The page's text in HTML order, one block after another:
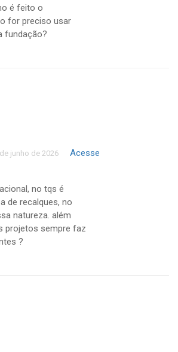
é feito o
for preciso usar
fundação?
junho de 2026
Acesse
no tqs é
de recalques, no
natureza. além
projetos sempre faz
?